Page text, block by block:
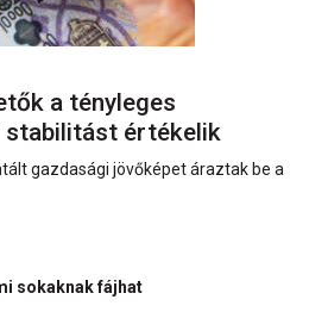
a tényleges
stabilitást értékelik
gazdasági jövőképet áraztak be a
sokaknak fájhat